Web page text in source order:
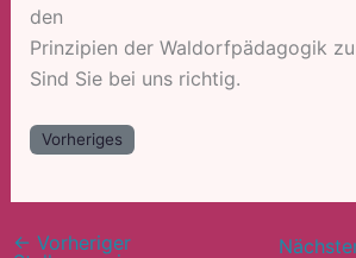
den
Prinzipien der Waldorfpädagogik
Sind Sie bei uns richtig.
Vorheriges
← Vorheriger